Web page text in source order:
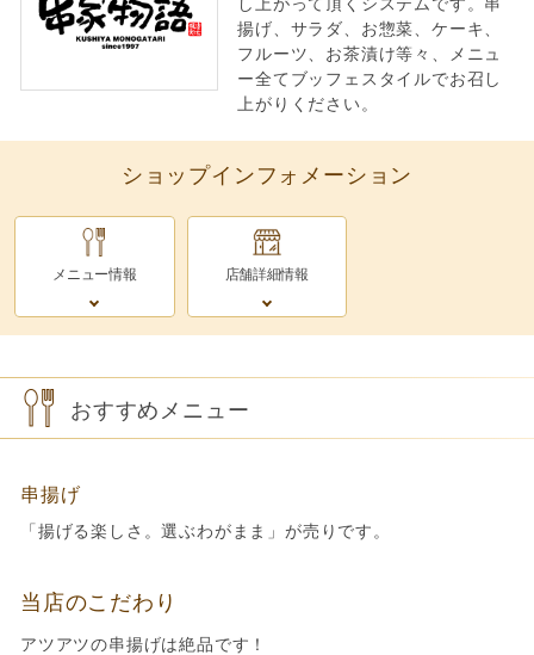
揚げ、サラダ、お惣菜、ケーキ、
フルーツ、お茶漬け等々、メニュ
ー全てブッフェスタイルでお召し
上がりください。
ショップインフォメーション
メニュー情報 店舗詳細情報
おすすめメニュー
串揚げ
「揚げる楽しさ。選ぶわがまま」が売りです。
当店のこだわり
アツアツの串揚げは絶品です！